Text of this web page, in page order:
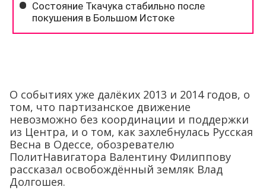
О событиях уже далёких 2013 и 2014 годов, о
том, что партизанское движение
невозможно без координации и поддержки
из Центра, и о том, как захлебнулась Русская
Весна в Одессе, обозревателю
ПолитНавигатора Валентину Филиппову
рассказал освобождённый земляк Влад
Долгошея.